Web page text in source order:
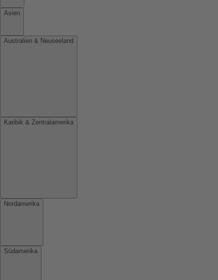
Asien
Australien & Neuseeland
Karibik & Zentralamerika
Nordamerika
Südamerika